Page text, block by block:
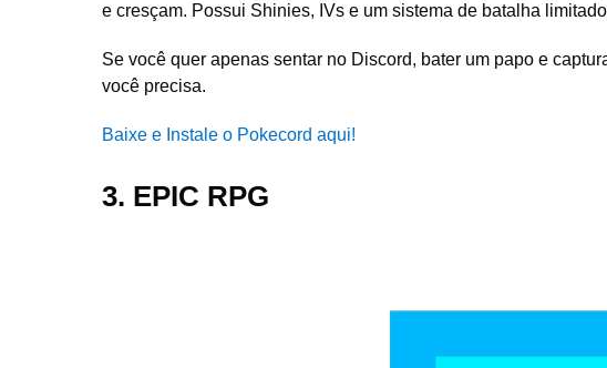
e cresçam. Possui Shinies, IVs e um sistema de batalha
Se você quer apenas sentar no Discord, bater um papo e
você precisa.
Baixe e Instale o Pokecord aqui!
3. EPIC RPG